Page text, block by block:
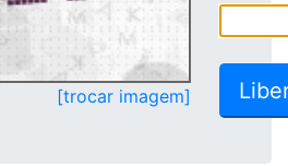
[trocar imagem]